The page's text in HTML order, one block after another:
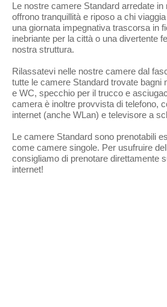
Le nostre camere Standard arredate in
offrono tranquillità e riposo a chi
una giornata impegnativa trascorsa in
inebriante per la città o una divertente
nostra struttura.
Rilassatevi nelle nostre camere dal
tutte le camere Standard trovate bagni
e WC, specchio per il trucco e
camera è inoltre provvista di telefono,
internet (anche WLan) e televisore a
Le camere Standard sono prenotabili
come camere singole. Per usufruire
consigliamo di prenotare direttamente
internet!